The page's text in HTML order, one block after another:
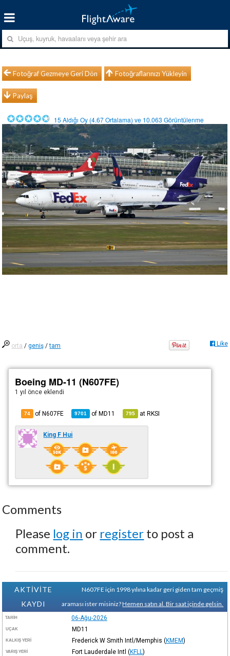
Fotoğraf Gezmeye Geri Dön Fotoğraflarınızı Yükleyin
Paylaş
15 Aldığı Oy (4.67Ortalama) ve 10.063 Görüntülenme
orta /geniş /tam Like
Boeing MD-11 (N607FE)
1 yıl önce eklendi
74 of N607FE 9701 ofMD11 795 atRKSI
King F Hui
Comments
Please log in or register to post a
comment.
AKTİVİTE
KAYDI
N607FE için 1998 yılına kadar geri giden tam geçmiş
araması ister misiniz?Hemen satın al. Bir saat içinde gelsin.
TARIH 06-Ağu-2026
UÇAK MD11
KALKIŞ YERI Frederick W Smith Intl/Memphis (KMEM)
VARIŞ YERI Fort Lauderdale Intl (KFLL )